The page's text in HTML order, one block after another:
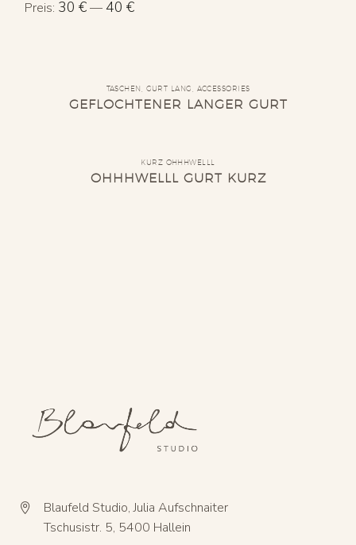
Min.
Max.
Preis: 30 €—40 €
TASCHEN GURT LANG ACCESSORIES
GEFLOCHTENER LANGER GURT
KURZ OHHHWELLL
OHHHWELLL GURT KURZ


Blaufeld Studio, Julia Aufschnaiter
Tschusistr. 5, 5400 Hallein